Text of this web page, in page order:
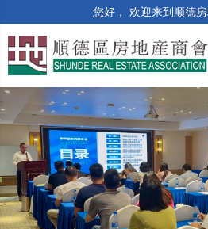
您好， 欢迎来到顺德房